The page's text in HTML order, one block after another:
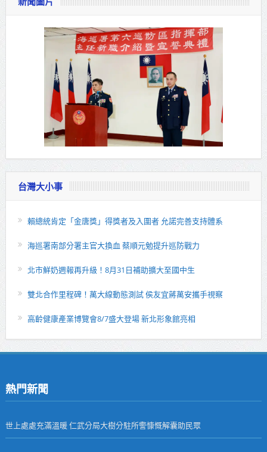
台灣大小事
賴總統肯定「金唐獎」得獎者及入圍者 允諾完善支持體系
海巡署南部分署主官大換血 蔡順元勉提升巡防戰力
北市鮮奶週報再升級！8月31日補助擴大至國中生
雙北合作里程碑！萬大線動態測試 侯友宜蔣萬安攜手視察
高齡健康產業博覽會8/7盛大登場 新北形象館亮相
熱門新聞
世上處處充滿溫暖 仁武分局大樹分駐所警慷慨解囊助民眾